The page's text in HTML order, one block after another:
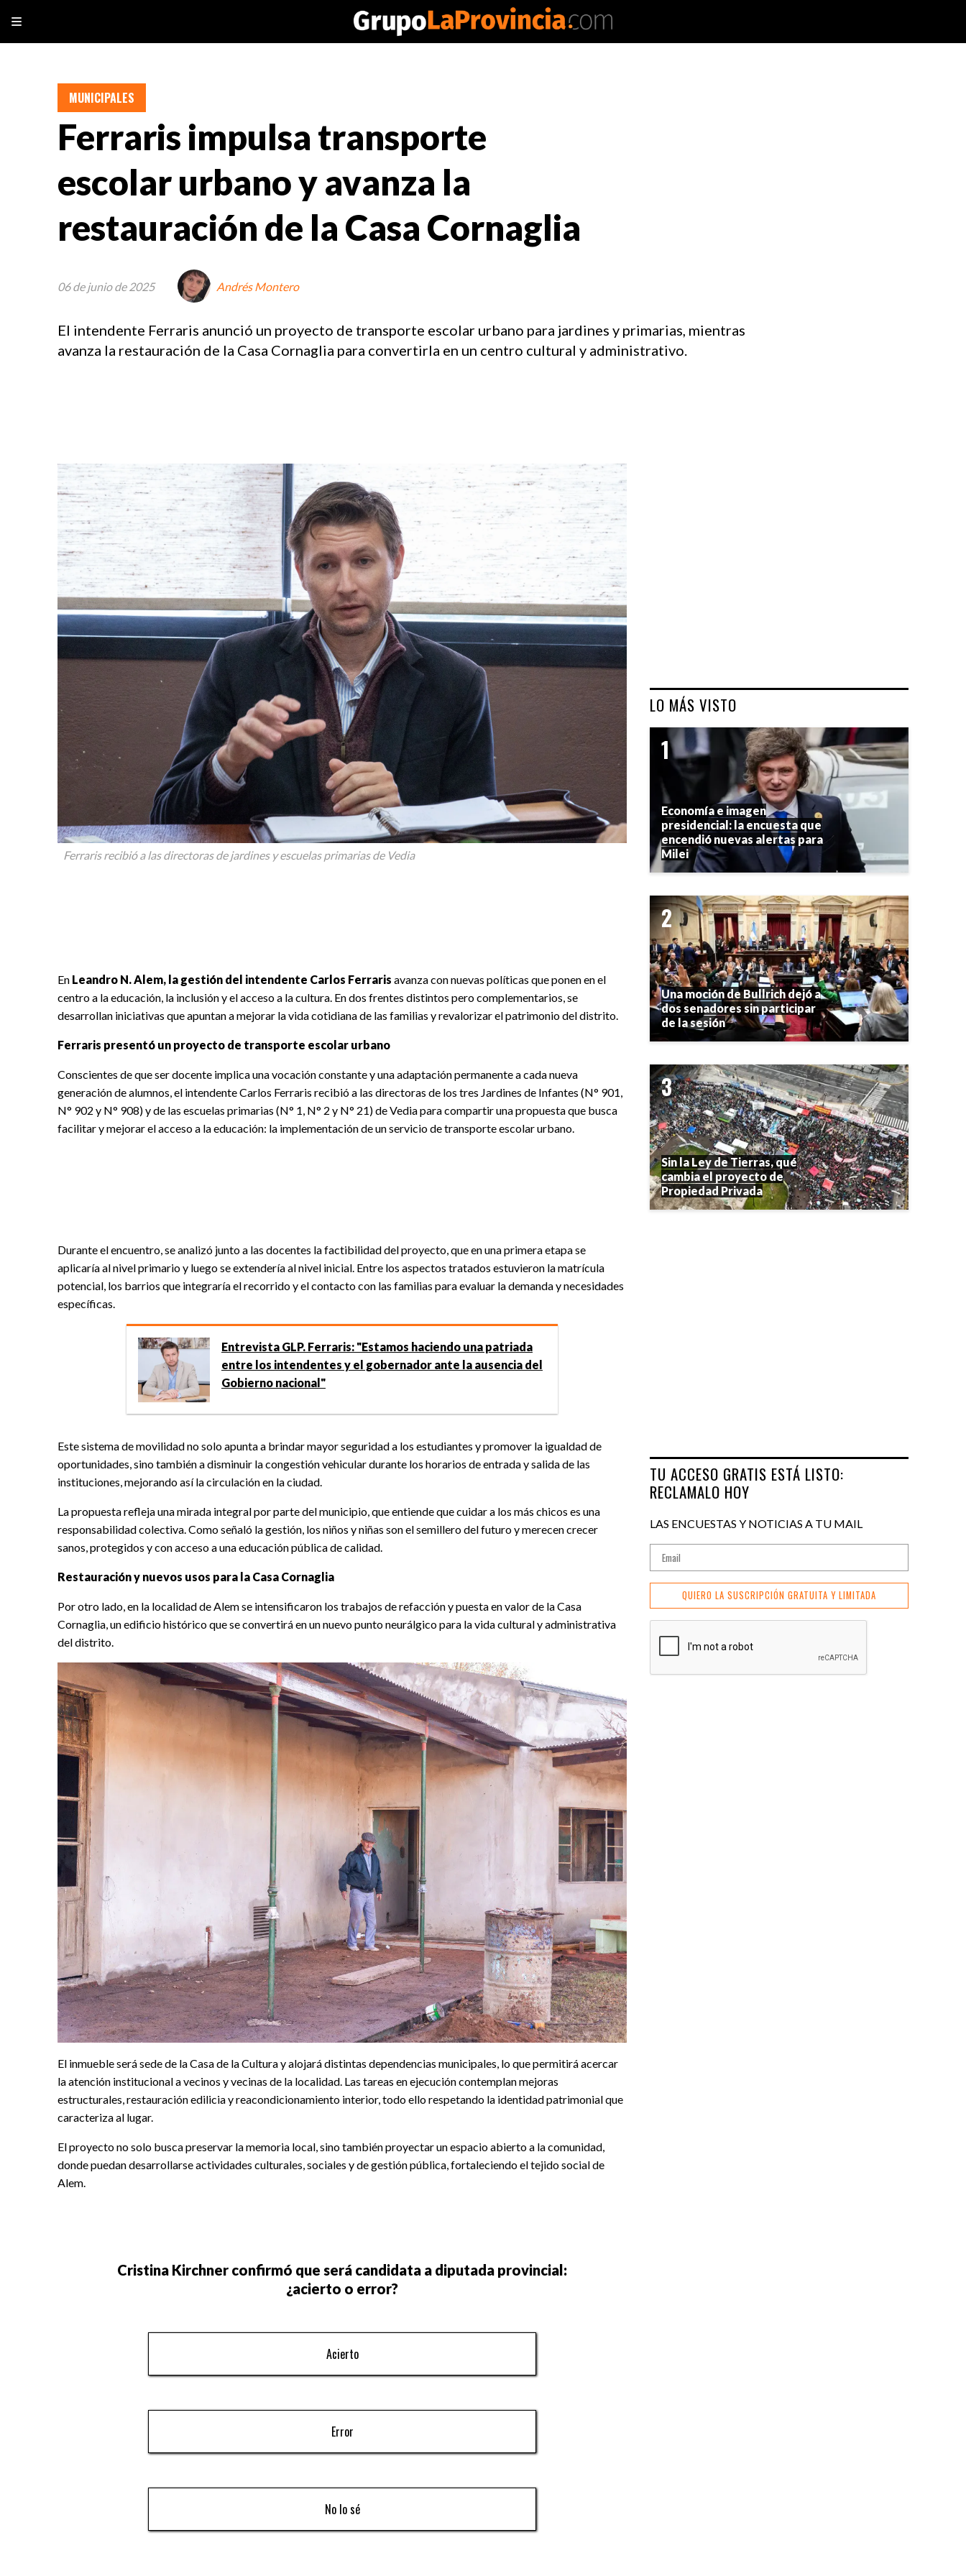
Ferraris impulsa transporte
escolar urbano y avanza la
restauración de la Casa Cornaglia
El intendente Ferraris anunció un proyecto de transporte escolar urbano para jardines y primarias, mientras
avanza la restauración de la Casa Cornaglia para convertirla en un centro cultural y administrativo.
MUNICIPALES
06 de junio de 2025 Andrés Montero
Ferraris recibió a las directoras de jardines y escuelas primarias de Vedia
En Leandro N. Alem, la gestión del intendente Carlos Ferraris avanza con nuevas políticas que ponen en el
centro a la educación, la inclusión y el acceso a la cultura. En dos frentes distintos pero complementarios, se
desarrollan iniciativas que apuntan a mejorar la vida cotidiana de las familias y revalorizar el patrimonio del distrito.
Ferraris presentó un proyecto de transporte escolar urbano
Conscientes de que ser docente implica una vocación constante y una adaptación permanente a cada nueva
generación de alumnos, el intendente Carlos Ferraris recibió a las directoras de los tres Jardines de Infantes (N° 901,
N° 902 y N° 908) y de las escuelas primarias (N° 1, N° 2 y N° 21) de Vedia para compartir una propuesta que busca
facilitar y mejorar el acceso a la educación: la implementación de un servicio de transporte escolar urbano.
Durante el encuentro, se analizó junto a las docentes la factibilidad del proyecto, que en una primera etapa se
aplicaría al nivel primario y luego se extendería al nivel inicial. Entre los aspectos tratados estuvieron la matrícula
potencial, los barrios que integraría el recorrido y el contacto con las familias para evaluar la demanda y necesidades
específicas.
Entrevista GLP. Ferraris: "Estamos haciendo una patriada
entre los intendentes y el gobernador ante la ausencia del
Gobierno nacional"
Este sistema de movilidad no solo apunta a brindar mayor seguridad a los estudiantes y promover la igualdad de
oportunidades, sino también a disminuir la congestión vehicular durante los horarios de entrada y salida de las
instituciones, mejorando así la circulación en la ciudad.
La propuesta refleja una mirada integral por parte del municipio, que entiende que cuidar a los más chicos es una
responsabilidad colectiva. Como señaló la gestión, los niños y niñas son el semillero del futuro y merecen crecer
sanos, protegidos y con acceso a una educación pública de calidad.
Restauración y nuevos usos para la Casa Cornaglia
Por otro lado, en la localidad de Alem se intensificaron los trabajos de refacción y puesta en valor de la Casa
Cornaglia, un edificio histórico que se convertirá en un nuevo punto neurálgico para la vida cultural y administrativa
del distrito.
El inmueble será sede de la Casa de la Cultura y alojará distintas dependencias municipales, lo que permitirá acercar
la atención institucional a vecinos y vecinas de la localidad. Las tareas en ejecución contemplan mejoras
estructurales, restauración edilicia y reacondicionamiento interior, todo ello respetando la identidad patrimonial que
caracteriza al lugar.
El proyecto no solo busca preservar la memoria local, sino también proyectar un espacio abierto a la comunidad,
donde puedan desarrollarse actividades culturales, sociales y de gestión pública, fortaleciendo el tejido social de
Alem.
Cristina Kirchner confirmó que será candidata a diputada provincial:
¿acierto o error?
Acierto
Error
No lo sé
LO MÁS VISTO
Economía e imagen
presidencial: la encuesta que
encendió nuevas alertas para
Milei
Una moción de Bullrich dejó a
dos senadores sin participar
de la sesión
Sin la Ley de Tierras, qué
cambia el proyecto de
Propiedad Privada
TU ACCESO GRATIS ESTÁ LISTO:
RECLAMALO HOY
LAS ENCUESTAS Y NOTICIAS A TU MAIL
QUIERO LA SUSCRIPCIÓN GRATUITA Y LIMITADA